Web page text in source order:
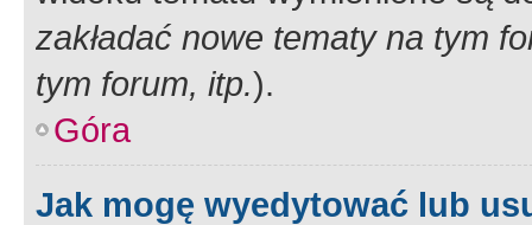
zakładać nowe tematy na tym
tym forum, itp.).
Góra
Jak mogę wyedytować lub